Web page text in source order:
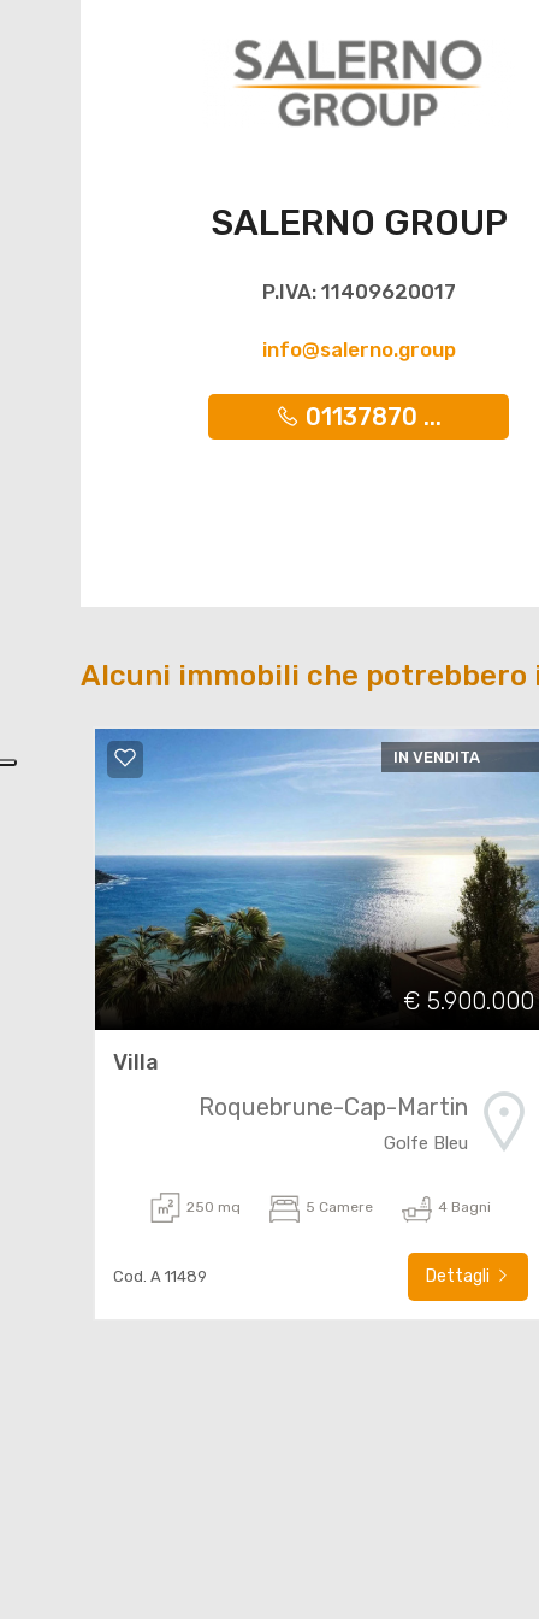
SALERNO GROUP
P.IVA: 11409620017
info@salerno.group
01137870 ...
Alcuni immobili che
IN VENDITA
€ 5.900.000
Villa
Roquebrune-Cap-Martin
Golfe Bleu
250 mq 5 Camere 4 Bagni
Cod. A 11489 Dettagli